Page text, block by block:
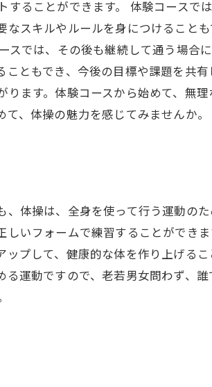
ることができます。 体験コースで
スキルやルールを身につけること
スでは、その後も継続して通う場合
ともでき、今後の目標や課題を共
ます。体験コースから始めて、無
、体操の魅力を感じてみませんか。
体操は、全身を使って行う運動の
いフォームで練習することができ
プして、健康的な体を作り上げる
運動ですので、老若男女問わず、